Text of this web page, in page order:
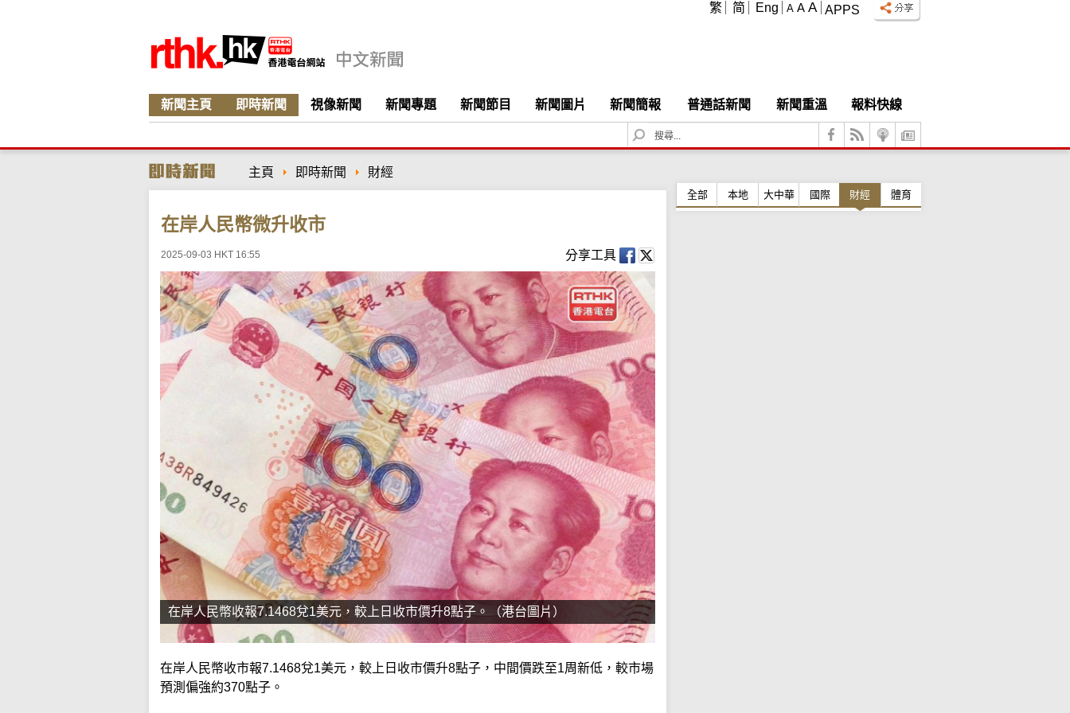
APPS
A A A
繁 简 Eng
新聞主頁 即時新聞 視像新聞 新聞專題 新聞節目 新聞圖片 新聞簡報 普通話新聞 新聞重溫
報料快線
S
e
c
主頁 即時新聞 財經
在岸人民幣微升收市
2025-09-03 HKT 16:55 分享工具
在岸人民幣收報7.1468兌1美元，較上日收市價升8點子。（港台圖片）
在岸人民幣收市報7.1468兌1美元，較上日收市價升8點子，中間價跌至1周新低，較市場
預測偏強約370點子。
全部 本地 大中華 國際 財經 體育